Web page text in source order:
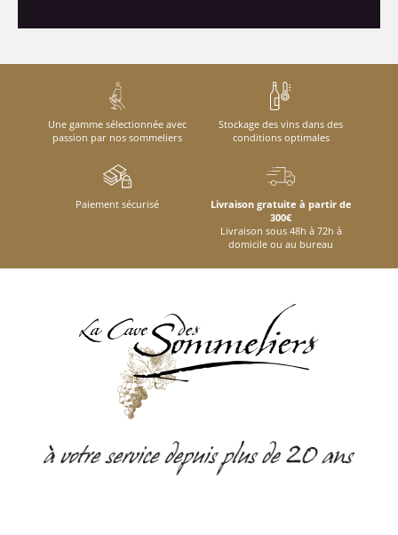
Une gamme sélectionnée avec
passion par nos sommeliers
Stockage des vins dans des
conditions optimales
Paiement sécurisé
Livraison gratuite à partir de
300€
Livraison sous 48h à 72h à
domicile ou au bureau